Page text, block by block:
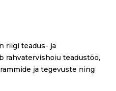
riigi teadus- ja
rahvatervishoiu teadustöö,
ja tegevuste ning